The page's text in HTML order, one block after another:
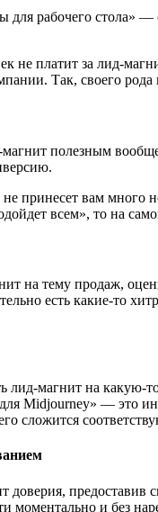
рабочего стола» —
не платит за лид-
Так, своего рода
магнит полезным
принесет вам много
всем», то на
на тему продаж,
есть какие-то
лид-магнит на какую-
Midjourney» — это
сложится
доверия, предоставив
моментально и без